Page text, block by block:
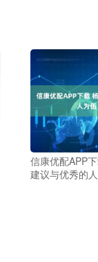
信康优配APP
建议与优秀的